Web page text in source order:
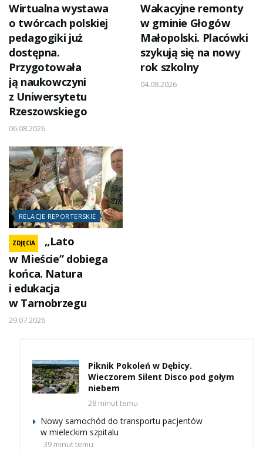
Wirtualna wystawa
o twórcach polskiej
pedagogiki już
dostępna.
Przygotowała
ją naukowczyni
z Uniwersytetu
Rzeszowskiego
06.08.2026
Wakacyjne remonty
w gminie Głogów
Małopolski. Placówki
szykują się na nowy
rok szkolny
04.08.2026
RELACJE REPORTERSKIE
ZDJĘCIA
„Lato
w Mieście” dobiega
końca. Natura
i edukacja
w Tarnobrzegu
29.07.2026
Piknik Pokoleń w Dębicy.
Wieczorem Silent Disco pod gołym
niebem
28 minut temu
Nowy samochód do transportu pacjentów
w mieleckim szpitalu
39 minut temu